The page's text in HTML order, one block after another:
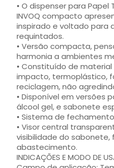
• O dispenser para
INVOQ compacto
inspirado e voltado para
requintados.
• Versão compacta,
harmonia a ambientes
• Constituído de
impacto, termoplástico,
reciclagem, não
• Disponível em versões
álcool gel, e sabonete
• Sistema de
• Visor central
visibilidade do sabonete,
abastecimento.
INDICAÇÕES E MODO DE